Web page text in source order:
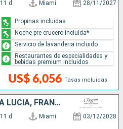
11 d Miami 28/11/2027
US$ 6,056 Tasas incluidas
Propinas incluidas
Noche pre-crucero incluida*
Servicio de lavanderia incluido
Restaurantes de especialidades y
bebidas premium incluidos
ESTADOS UNIDOS, SANTA LUCIA, FRANCIA, SAN VINCENT Y LAS GRANADINAS
11 d Miami 03/12/2028